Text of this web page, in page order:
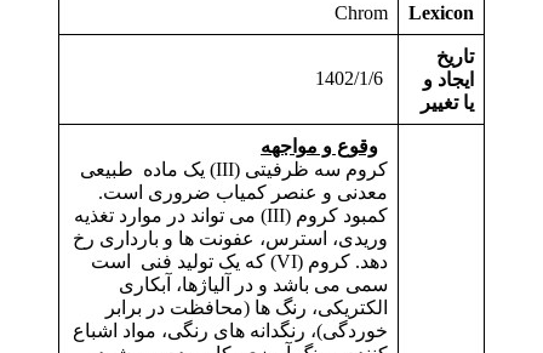
Lexicon
Chrom
تاریخ
ایجاد و
یا تغییر
وقوع و مواجهه
کروم سه ظرفیتی (III) یک ماده طبیعی
معدنی و عنصر کمیاب ضروری است.
کمبود کروم (III) می تواند در موارد تغذیه
وریدی، استرس، عفونت ها و بارداری رخ
دهد. کروم (VI) که یک تولید فنی است
سمی می باشد و در آلیاژها، آبکاری
الکتریکی، رنگ ها (محافظت در برابر
خوردگی)، رنگدانه های رنگی، مواد اشباع